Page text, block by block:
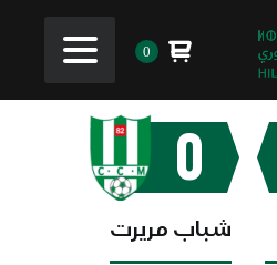
0
0
شباب مريرت